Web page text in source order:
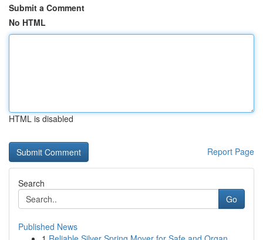
Submit a Comment
No HTML
HTML is disabled
Report Page
Search
Go
Published News